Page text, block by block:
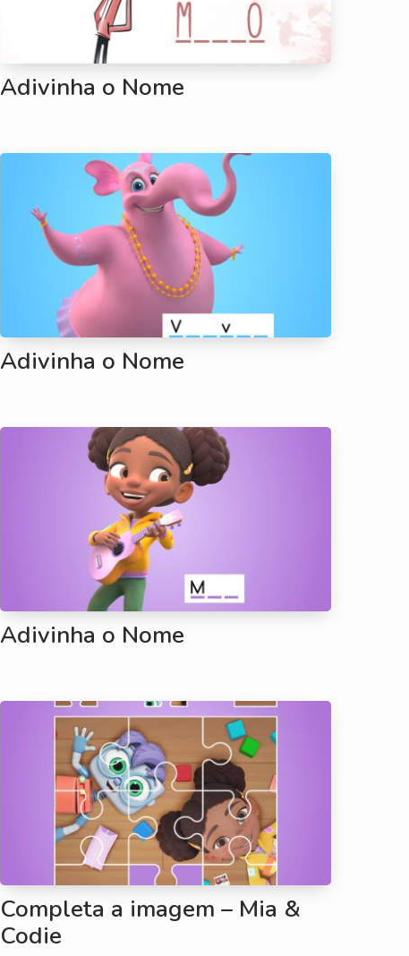
Adivinha o Nome
Adivinha o Nome
Adivinha o Nome
Completa a imagem – Mia &
Codie